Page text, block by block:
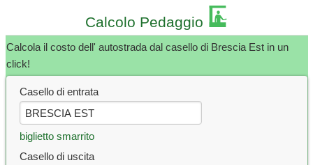
Calcolo Pedaggio
Calcola il costo dell' autostrada dal casello di Brescia Est in un
click!
Casello di entrata
biglietto smarrito
Casello di uscita